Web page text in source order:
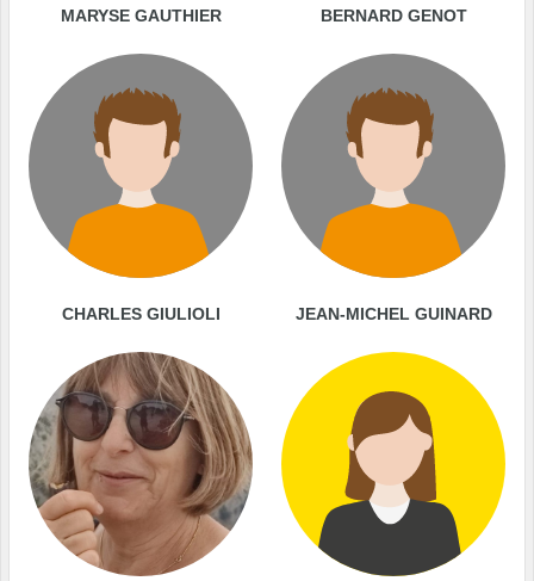
MARYSE GAUTHIER BERNARD GENOT
CHARLES GIULIOLI JEAN-MICHEL GUINARD